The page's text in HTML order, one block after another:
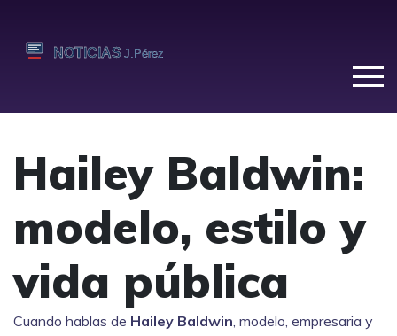
Hailey Baldwin:
modelo, estilo y
vida pública
Cuando hablas de Hailey Baldwin, modelo, empresaria y